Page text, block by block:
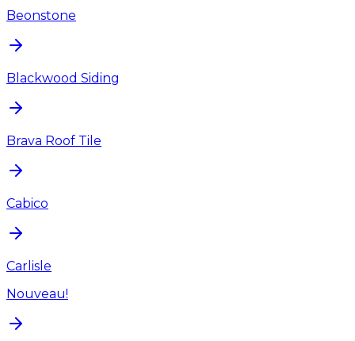
Beonstone
Blackwood Siding
Brava Roof Tile
Cabico
Carlisle
Nouveau!